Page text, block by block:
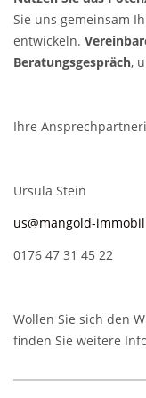
Sie uns gemeinsam
entwickeln.
Beratungsgespräch,
Ihre
Ursula Stein
us@mangold-
0176 47 31 45 22
Wollen Sie sich den
finden Sie weitere